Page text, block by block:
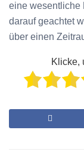
eine wesentliche
darauf geachtet
über einen
Klicke,